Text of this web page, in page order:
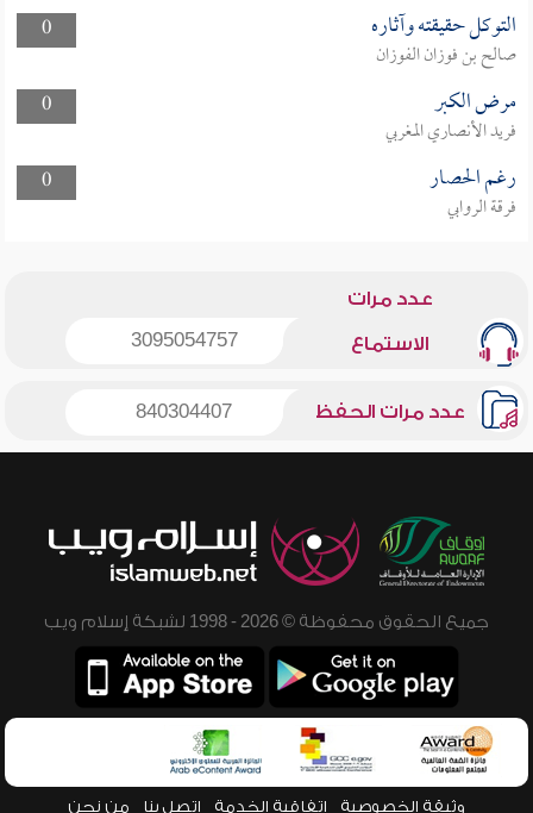
0
التوكل حقيقته وآثاره
صالح بن فوزان الفوزان
0
مرض الكبر
فريد الأنصاري المغربي
0
رغم الحصار
فرقة الروابي
عدد مرات
الاستماع 3095054757
عدد مرات الحفظ 840304407
جميع الحقوق محفوظة © 2026 - 1998 لشبكة إسلام ويب
وثيقة الخصوصية اتفاقية الخدمة اتصل بنا من نحن